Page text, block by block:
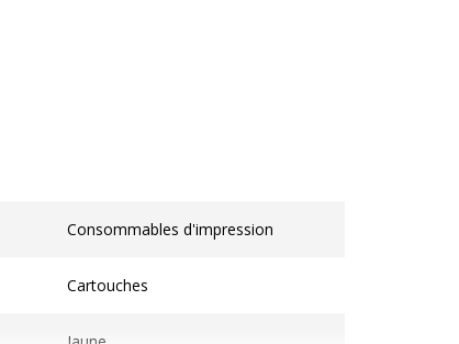
Consommables d'impression
Cartouches